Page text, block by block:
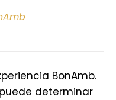
BonAmb.
determinar